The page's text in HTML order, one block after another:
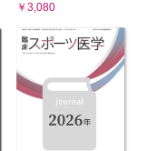
￥3,080